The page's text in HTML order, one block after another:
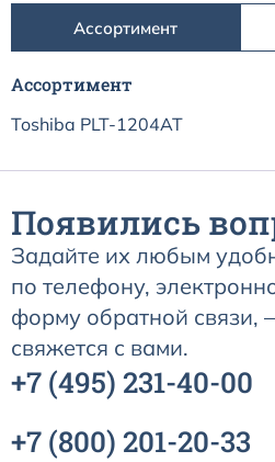
Ассортимент
Ассортимент
Toshiba PLT-1204AT
Появились
Задайте их любым
по телефону,
форму обратной
свяжется с вами.
+7 (495) 231-40-00
+7 (800) 201-20-33
Расходные материалы к